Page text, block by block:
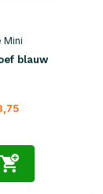
Mini
blauw